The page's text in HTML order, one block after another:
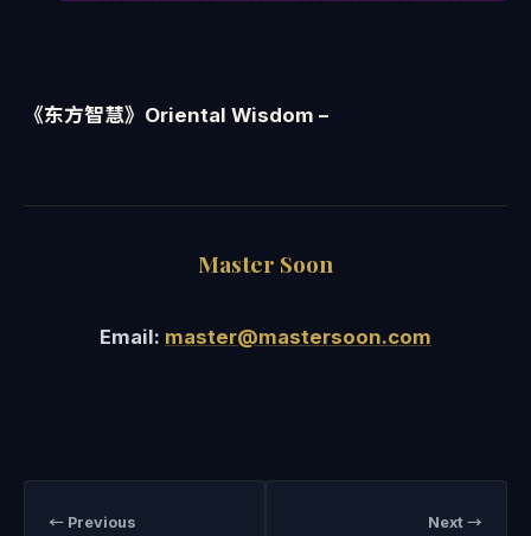
《东方智慧》Oriental Wisdom –
Master Soon
Email: master@mastersoon.com
← Previous Next →